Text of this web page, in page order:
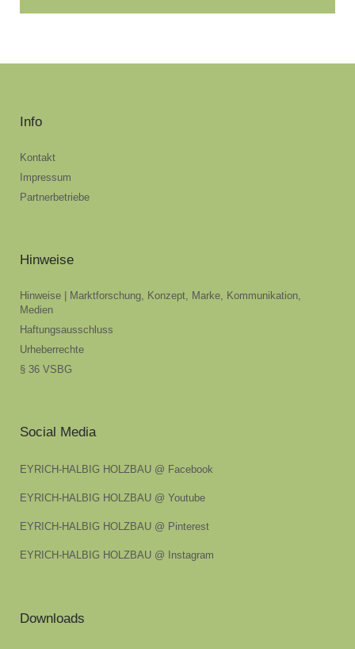
Info
Kontakt
Impressum
Partnerbetriebe
Hinweise
Hinweise | Marktforschung, Konzept, Marke, Kommunikation,
Medien
Haftungsausschluss
Urheberrechte
§ 36 VSBG
Social Media
EYRICH-HALBIG HOLZBAU @ Facebook
EYRICH-HALBIG HOLZBAU @ Youtube
EYRICH-HALBIG HOLZBAU @ Pinterest
EYRICH-HALBIG HOLZBAU @ Instagram
Downloads